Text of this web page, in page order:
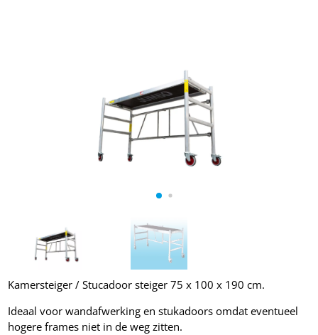
Kamersteiger / Stucadoor steiger 75 x 100 x 190 cm.
Ideaal voor wandafwerking en stukadoors omdat eventueel
hogere frames niet in de weg zitten.